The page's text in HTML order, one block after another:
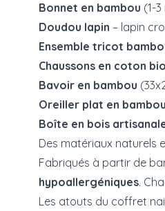
Bonnet en bambou (1-
Doudou lapin – lapin
Ensemble tricot
Chaussons en coton bio
Bavoir en bambou
Oreiller plat en bambou
Boîte en bois
Des matériaux naturels
Fabriqués à partir de
hypoallergéniques.
Les atouts du coffret